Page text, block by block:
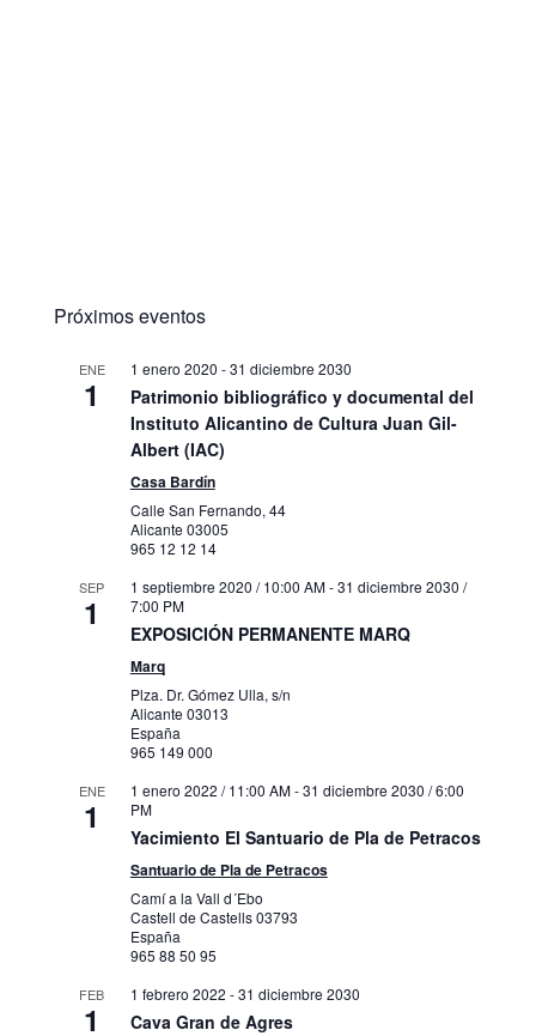
Próximos eventos
ENE
1
1 enero 2020 -31 diciembre 2030
Patrimonio bibliográfico y documental del
Instituto Alicantino de Cultura Juan Gil-
Albert (IAC)
Casa Bardín
Calle San Fernando, 44
Alicante 03005
965 12 12 14
SEP
1
1 septiembre 2020 / 10:00 AM-31 diciembre 2030 /
7:00 PM
EXPOSICIÓN PERMANENTE MARQ
Marq
Plza. Dr. Gómez Ulla, s/n
Alicante 03013
España
965 149 000
ENE
1
1 enero 2022 / 11:00 AM-31 diciembre 2030 / 6:00
PM
Yacimiento El Santuario de Pla de Petracos
Santuario de Pla de Petracos
Camí a la Vall d´Ebo
Castell de Castells03793
España
965 88 50 95
FEB
1
1 febrero 2022 -31 diciembre 2030
Cava Gran de Agres